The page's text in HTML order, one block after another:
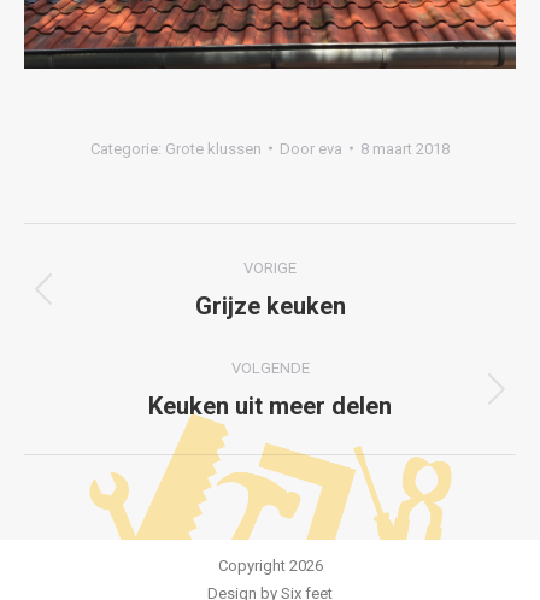
Categorie: Grote klussen Door eva 8 maart 2018
navigation
VORIGE
Previous
Grijze keuken
VOLGENDE
Next
Keuken uit meer delen
Copyright 2026
Design by Six feet